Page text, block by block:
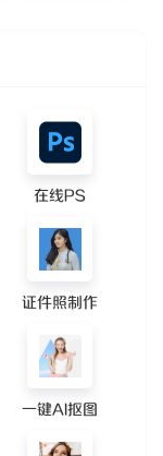
在线PS
证件照制作
一键AI抠图